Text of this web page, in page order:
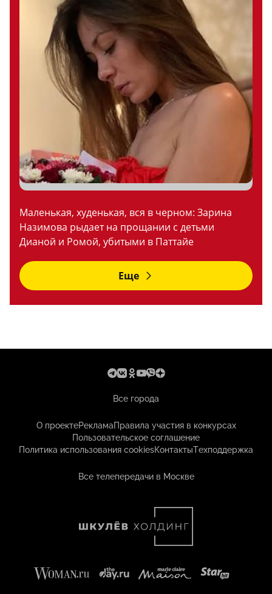
Маленькая, худенькая, вся в черном: Зарина
Назимова рыдает на прощании с детьми
Дианой и Ромой, убитыми в Паттайе
Еще
Все города
О проектеРекламаПравила участия в конкурсах
Пользовательское соглашение
Политика использования cookiesКонтактыТехподдержка
Все телепередачи в Москве